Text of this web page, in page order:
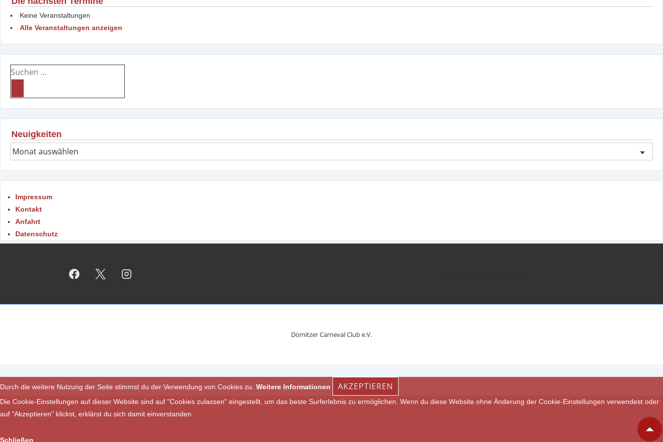
Keine Veranstaltungen
Alle Veranstaltungen anzeigen
Suchen
Neuigkeiten
Neuigkeiten
Impressum
Kontakt
Anfahrt
Datenschutz
Dömitzer Carneval Club e.V.
Durch die weitere Nutzung der Seite stimmst du der Verwendung von Cookies zu. Weitere Informationen AKZEPTIEREN
Die Cookie-Einstellungen auf dieser Website sind auf "Cookies zulassen" eingestellt, um das beste Surferlebnis zu ermöglichen. Wenn du diese Website ohne Änderung der Cookie-Einstellungen verwendest oder
auf "Akzeptieren" klickst, erklärst du sich damit einverstanden.
Schließen